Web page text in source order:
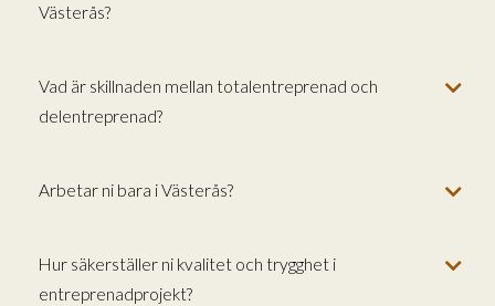
Västerås?
Vad är skillnaden mellan totalentreprenad och
delentreprenad?
Arbetar ni bara i Västerås?
Hur säkerställer ni kvalitet och trygghet i
entreprenadprojekt?